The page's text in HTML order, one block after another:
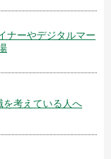
ナーやデジタルマー
を考えている人へ